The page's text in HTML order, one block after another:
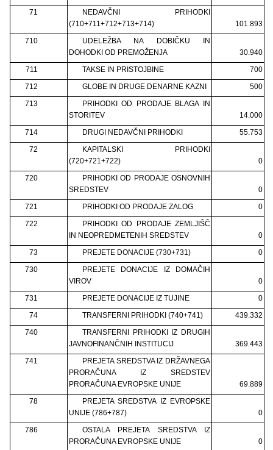
71
NEDAVČNI PRIHODKI
(710+711+712+713+714)
101.893
710
UDELEŽBA NA DOBIČKU IN
DOHODKI OD PREMOŽENJA
30.940
711
TAKSE IN PRISTOJBINE
700
712
GLOBE IN DRUGE DENARNE KAZNI
500
713
PRIHODKI OD PRODAJE BLAGA IN
STORITEV
14.000
714
DRUGI NEDAVČNI PRIHODKI
55.753
72
KAPITALSKI PRIHODKI
(720+721+722)
0
720
PRIHODKI OD PRODAJE OSNOVNIH
SREDSTEV
0
721
PRIHODKI OD PRODAJE ZALOG
0
722
PRIHODKI OD PRODAJE ZEMLJIŠČ
IN NEOPREDMETENIH SREDSTEV
0
73
PREJETE DONACIJE (730+731)
0
730
PREJETE DONACIJE IZ DOMAČIH
VIROV
0
731
PREJETE DONACIJE IZ TUJINE
0
74
TRANSFERNI PRIHODKI (740+741)
439.332
740
TRANSFERNI PRIHODKI IZ DRUGIH
JAVNOFINANČNIH INSTITUCIJ
369.443
741
PREJETA SREDSTVA IZ DRŽAVNEGA
PRORAČUNA IZ SREDSTEV
PRORAČUNA EVROPSKE UNIJE
69.889
78
PREJETA SREDSTVA IZ EVROPSKE
UNIJE (786+787)
0
786
OSTALA PREJETA SREDSTVA IZ
PRORAČUNA EVROPSKE UNIJE
0